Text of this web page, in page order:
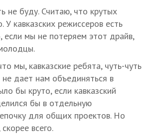
не буду. Считаю, что крутых
У кавказских режиссеров есть
если мы не потеряем этот драйв,
мы, кавказские ребята, чуть-чуть
дает нам объединяться в
бы круто, если кавказский
бы в отдельную
для общих проектов. Но
всего.